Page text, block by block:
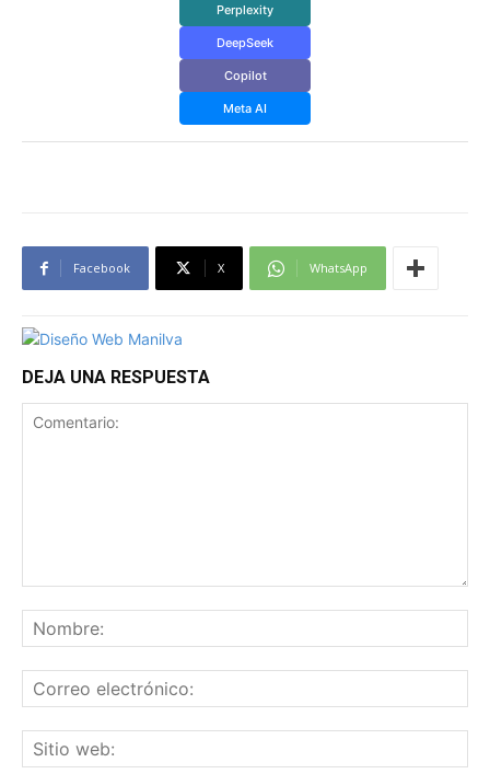
Perplexity
DeepSeek
Copilot
Meta AI
Facebook X WhatsApp
DEJA UNA RESPUESTA